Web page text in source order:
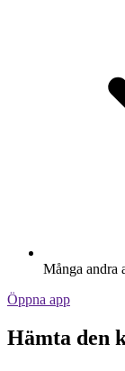
Många andra
Öppna app
Hämta den